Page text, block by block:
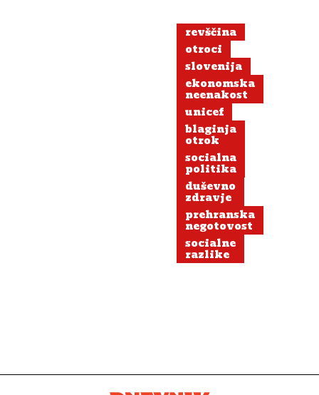
revščina
otroci
slovenija
ekonomska
neenakost
unicef
blaginja
otrok
socialna
politika
duševno
zdravje
prehranska
negotovost
socialne
razlike